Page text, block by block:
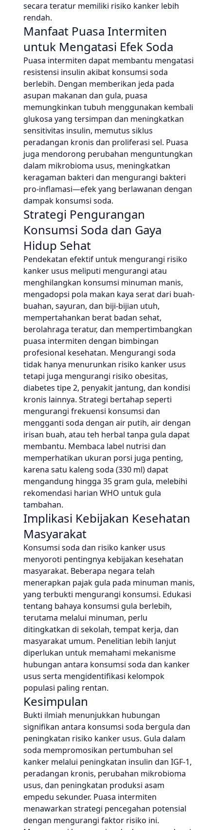
secara teratur memiliki risiko kanker lebih
rendah.
Manfaat Puasa Intermiten
untuk Mengatasi Efek Soda
Puasa intermiten dapat membantu mengatasi
resistensi insulin akibat konsumsi soda
berlebih. Dengan memberikan jeda pada
asupan makanan dan gula, puasa
memungkinkan tubuh menggunakan kembali
glukosa yang tersimpan dan meningkatkan
sensitivitas insulin, memutus siklus
peradangan kronis dan proliferasi sel. Puasa
juga mendorong perubahan menguntungkan
dalam mikrobioma usus, meningkatkan
keragaman bakteri dan mengurangi bakteri
pro-inflamasi—efek yang berlawanan dengan
dampak konsumsi soda.
Strategi Pengurangan
Konsumsi Soda dan Gaya
Hidup Sehat
Pendekatan efektif untuk mengurangi risiko
kanker usus meliputi mengurangi atau
menghilangkan konsumsi minuman manis,
mengadopsi pola makan kaya serat dari buah-
buahan, sayuran, dan biji-bijian utuh,
mempertahankan berat badan sehat,
berolahraga teratur, dan mempertimbangkan
puasa intermiten dengan bimbingan
profesional kesehatan. Mengurangi soda
tidak hanya menurunkan risiko kanker usus
tetapi juga mengurangi risiko obesitas,
diabetes tipe 2, penyakit jantung, dan kondisi
kronis lainnya. Strategi bertahap seperti
mengurangi frekuensi konsumsi dan
mengganti soda dengan air putih, air dengan
irisan buah, atau teh herbal tanpa gula dapat
membantu. Membaca label nutrisi dan
memperhatikan ukuran porsi juga penting,
karena satu kaleng soda (330 ml) dapat
mengandung hingga 35 gram gula, melebihi
rekomendasi harian WHO untuk gula
tambahan.
Implikasi Kebijakan Kesehatan
Masyarakat
Konsumsi soda dan risiko kanker usus
menyoroti pentingnya kebijakan kesehatan
masyarakat. Beberapa negara telah
menerapkan pajak gula pada minuman manis,
yang terbukti mengurangi konsumsi. Edukasi
tentang bahaya konsumsi gula berlebih,
terutama melalui minuman, perlu
ditingkatkan di sekolah, tempat kerja, dan
masyarakat umum. Penelitian lebih lanjut
diperlukan untuk memahami mekanisme
hubungan antara konsumsi soda dan kanker
usus serta mengidentifikasi kelompok
populasi paling rentan.
Kesimpulan
Bukti ilmiah menunjukkan hubungan
signifikan antara konsumsi soda bergula dan
peningkatan risiko kanker usus. Gula dalam
soda mempromosikan pertumbuhan sel
kanker melalui peningkatan insulin dan IGF-1,
peradangan kronis, perubahan mikrobioma
usus, dan peningkatan produksi asam
empedu sekunder. Puasa intermiten
menawarkan strategi pencegahan potensial
dengan mengurangi faktor risiko ini.